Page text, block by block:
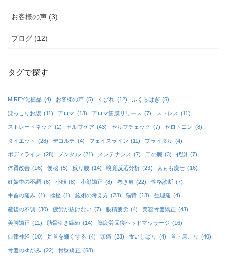
お客様の声 (3)
ブログ (12)
タグで探す
MIREY化粧品 (4) お客様の声 (5) くびれ (12) ふくらはぎ (5)
ぽっこりお腹 (11) アロマ (13) アロマ筋膜リリース (7) ストレス (11)
ストレートネック (2) セルフケア (43) セルフチェック (7) セロトニン (8)
ダイエット (28) デコルテ (4) フェイスライン (11) ブライダル (4)
ボディライン (28) メンタル (21) メンテナンス (7) 二の腕 (3) 代謝 (7)
体質改善 (16) 便秘 (5) 反り腰 (14) 嗅覚反応分析 (23) 太もも痩せ (16)
妊娠中の不調 (6) 小顔 (8) 小顔矯正 (8) 巻き肩 (22) 性格診断 (7)
手首の痛み (1) 捻挫 (1) 施術の考え方 (23) 猫背 (13) 生理痛 (4)
産後の不調 (30) 疲労が抜けない (7) 眼精疲労 (4) 美容骨盤矯正 (43)
美脚矯正 (11) 肋骨引き締め (14) 脳疲労回復ヘッドマッサージ (16)
自律神経 (10) 足首を細くする (4) 頭痛 (23) 食いしばり (4) 首・肩こり (40)
骨盤のゆがみ (22) 骨盤矯正 (68)